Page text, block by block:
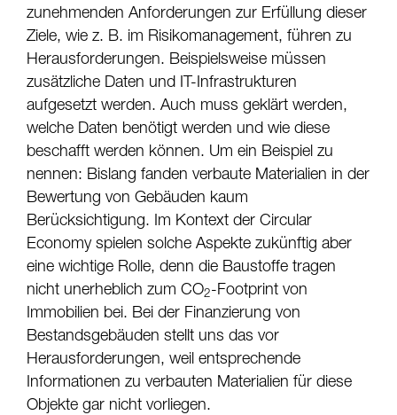
zunehmenden Anforderungen zur Erfüllung dieser
Ziele, wie z. B. im Risikomanagement, führen zu
Herausforderungen. Beispielsweise müssen
zusätzliche Daten und IT-Infrastrukturen
aufgesetzt werden. Auch muss geklärt werden,
welche Daten benötigt werden und wie diese
beschafft werden können. Um ein Beispiel zu
nennen: Bislang fanden verbaute Materialien in der
Bewertung von Gebäuden kaum
Berücksichtigung. Im Kontext der Circular
Economy spielen solche Aspekte zukünftig aber
eine wichtige Rolle, denn die Baustoffe tragen
nicht unerheblich zum CO2-Footprint von
Immobilien bei. Bei der Finanzierung von
Bestandsgebäuden stellt uns das vor
Herausforderungen, weil entsprechende
Informationen zu verbauten Materialien für diese
Objekte gar nicht vorliegen.